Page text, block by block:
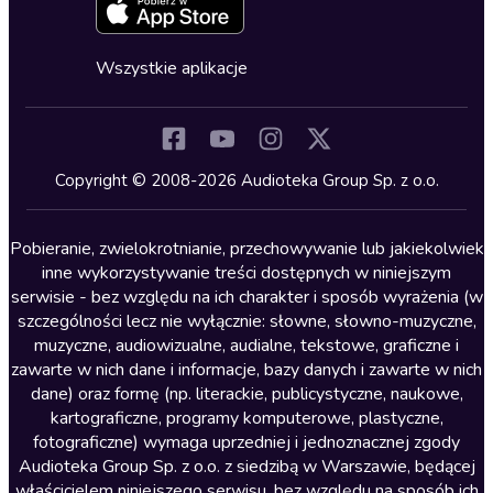
Kryminały
Lektury szkolne
Literatura anglojęzyczna
Literatura faktu
Literatura obyczajowa
Literatura piękna obca
Literatura piękna polska
Nagrania relaksacyjne
Nauka języków
Cykle audiobooków
Wszystkie aplikacje
Copyright © 2008-2026 Audioteka Group Sp. z o.o.
Pobieranie, zwielokrotnianie, przechowywanie lub jakiekolwiek
inne wykorzystywanie treści dostępnych w niniejszym
serwisie - bez względu na ich charakter i sposób wyrażenia (w
szczególności lecz nie wyłącznie: słowne, słowno-muzyczne,
muzyczne, audiowizualne, audialne, tekstowe, graficzne i
zawarte w nich dane i informacje, bazy danych i zawarte w nich
dane) oraz formę (np. literackie, publicystyczne, naukowe,
kartograficzne, programy komputerowe, plastyczne,
fotograficzne) wymaga uprzedniej i jednoznacznej zgody
Audioteka Group Sp. z o.o. z siedzibą w Warszawie, będącej